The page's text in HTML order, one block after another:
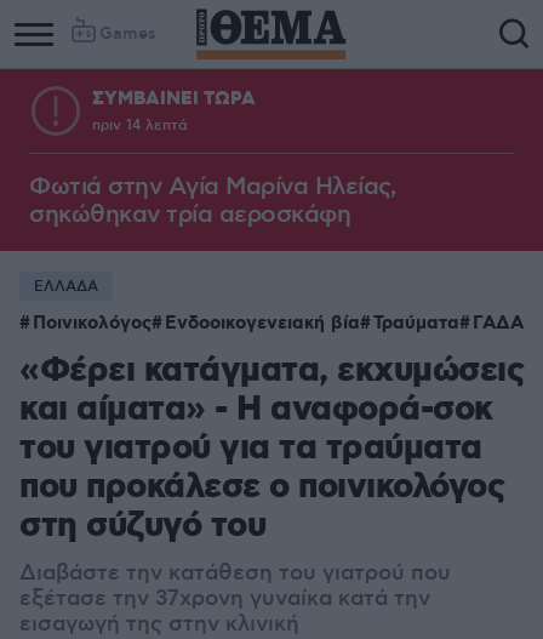
Games
ΣΥΜΒΑΙΝΕΙ ΤΩΡΑ
πριν 14 λεπτά
Φωτιά στην Aγία Μαρίνα Ηλείας,
σηκώθηκαν τρία αεροσκάφη
ΕΛΛΑΔΑ
Ποινικολόγος Ενδοοικογενειακή βία Τραύματα ΓΑΔΑ
«Φέρει κατάγματα, εκχυμώσεις
και αίματα» - Η αναφορά-σοκ
του γιατρού για τα τραύματα
που προκάλεσε ο ποινικολόγος
στη σύζυγό του
Διαβάστε την κατάθεση του γιατρού που
εξέτασε την 37χρονη γυναίκα κατά την
εισαγωγή της στην κλινική